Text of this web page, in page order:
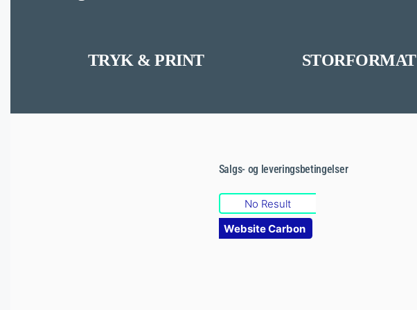
TRYK & PRINT STORFORMAT
Salgs- og leveringsbetingelser
No Result
Website Carbon